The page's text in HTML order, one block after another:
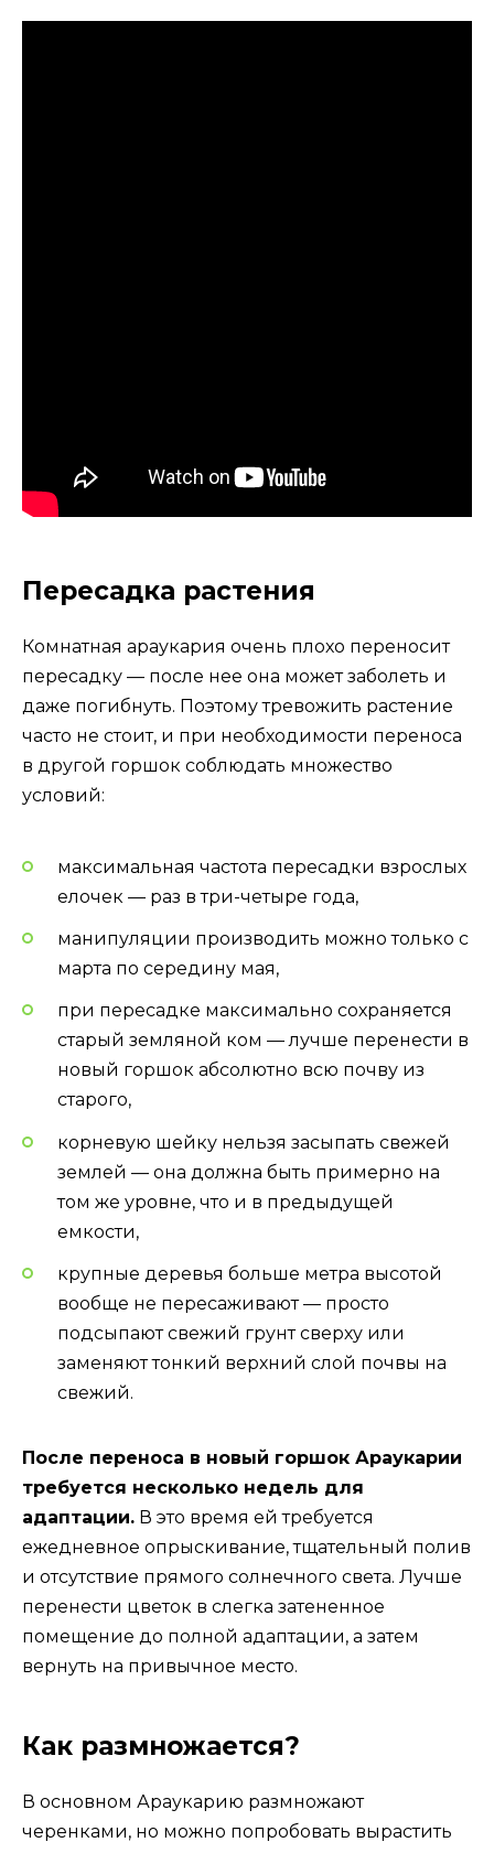
Пересадка растения
Комнатная араукария очень плохо переносит
пересадку — после нее она может заболеть и
даже погибнуть. Поэтому тревожить растение
часто не стоит, и при необходимости переноса
в другой горшок соблюдать множество
условий:
максимальная частота пересадки взрослых
елочек — раз в три-четыре года,
манипуляции производить можно только с
марта по середину мая,
при пересадке максимально сохраняется
старый земляной ком — лучше перенести в
новый горшок абсолютно всю почву из
старого,
корневую шейку нельзя засыпать свежей
землей — она должна быть примерно на
том же уровне, что и в предыдущей
емкости,
крупные деревья больше метра высотой
вообще не пересаживают — просто
подсыпают свежий грунт сверху или
заменяют тонкий верхний слой почвы на
свежий.
После переноса в новый горшок Араукарии
требуется несколько недель для
адаптации. В это время ей требуется
ежедневное опрыскивание, тщательный полив
и отсутствие прямого солнечного света. Лучше
перенести цветок в слегка затененное
помещение до полной адаптации, а затем
вернуть на привычное место.
Как размножается?
В основном Араукарию размножают
черенками, но можно попробовать вырастить